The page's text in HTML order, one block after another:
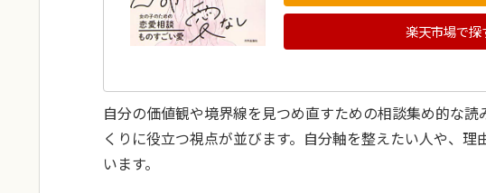
楽天市場で探
自分の価値観や境界線を見つめ直すための相談集め的な
くりに役立つ視点が並びます。自分軸を整えたい人や、
います。